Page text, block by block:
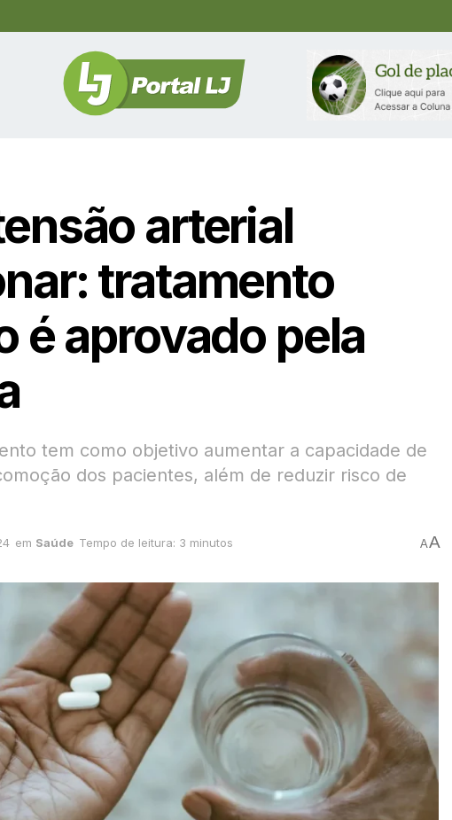
arterial
tratamento
é aprovado pela
tem como objetivo aumentar a capacidade de
dos pacientes, além de reduzir risco de
em Saúde Tempo de leitura: 3 minutos AA